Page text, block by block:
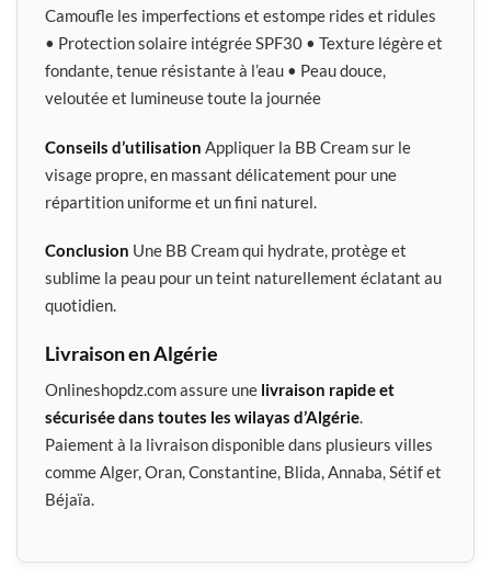
Camoufle les imperfections et estompe rides et ridules
• Protection solaire intégrée SPF30 • Texture légère et
fondante, tenue résistante à l’eau • Peau douce,
veloutée et lumineuse toute la journée
Conseils d’utilisation Appliquer la BB Cream sur le
visage propre, en massant délicatement pour une
répartition uniforme et un fini naturel.
Conclusion Une BB Cream qui hydrate, protège et
sublime la peau pour un teint naturellement éclatant au
quotidien.
Livraison en Algérie
Onlineshopdz.com assure une livraison rapide et
sécurisée dans toutes les wilayas d’Algérie.
Paiement à la livraison disponible dans plusieurs villes
comme Alger, Oran, Constantine, Blida, Annaba, Sétif et
Béjaïa.